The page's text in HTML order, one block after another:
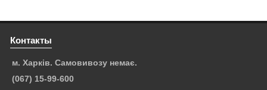
Контакты
м. Харків. Самовивозу немає.
(067) 15-99-600